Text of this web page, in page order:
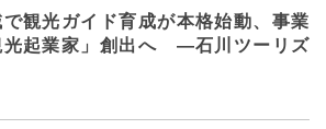
観光ガイド育成が本格始動、事業
光起業家」創出へ ―石川ツーリズ